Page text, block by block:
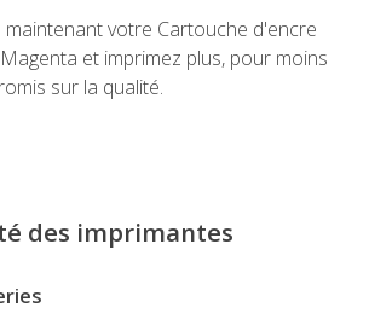
maintenant votre Cartouche d'encre
et imprimez plus, pour moins
sur la qualité.
des imprimantes